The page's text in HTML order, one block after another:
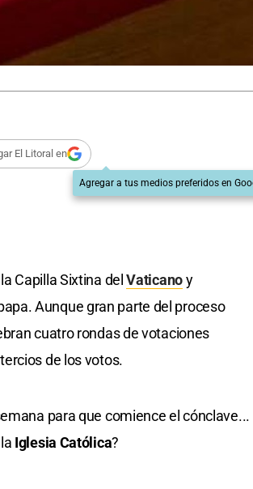
El Litoral en
Agregar a tus medios preferidos en
Capilla Sixtina delVaticanoy
Aunque gran parte del proceso
cuatro rondas de votaciones
de los votos.
para que comience el cónclave...
Iglesia Católica?